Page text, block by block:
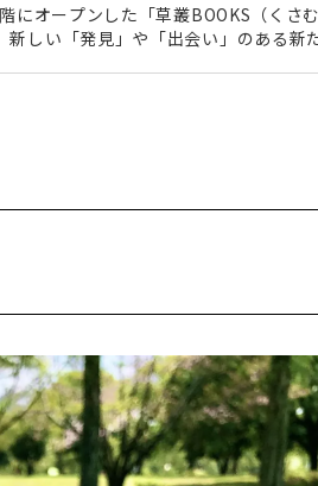
にオープンした「草叢BOOKS（くさ
しい「発見」や「出会い」のある新